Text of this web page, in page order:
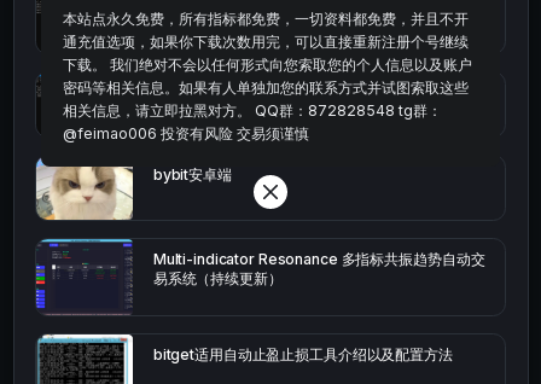
okx的短线量化的免费版本
bybit安卓端
Multi-indicator Resonance 多指标共振趋势自动交
易系统（持续更新）
bitget适用自动止盈止损工具介绍以及配置方法
本站点永久免费，所有指标都免费，一切资料都免费，并且不开
通充值选项，如果你下载次数用完，可以直接重新注册个号继续
下载。 我们绝对不会以任何形式向您索取您的个人信息以及账户
密码等相关信息。如果有人单独加您的联系方式并试图索取这些
相关信息，请立即拉黑对方。 QQ群：872828548 tg群：
@feimao006 投资有风险 交易须谨慎